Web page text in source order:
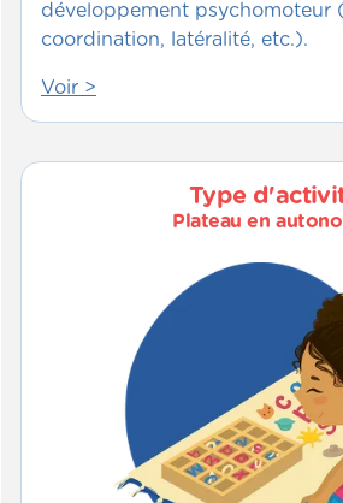
développement psychomoteur
coordination, latéralité, etc.).
Voir >
Type
Plateau en